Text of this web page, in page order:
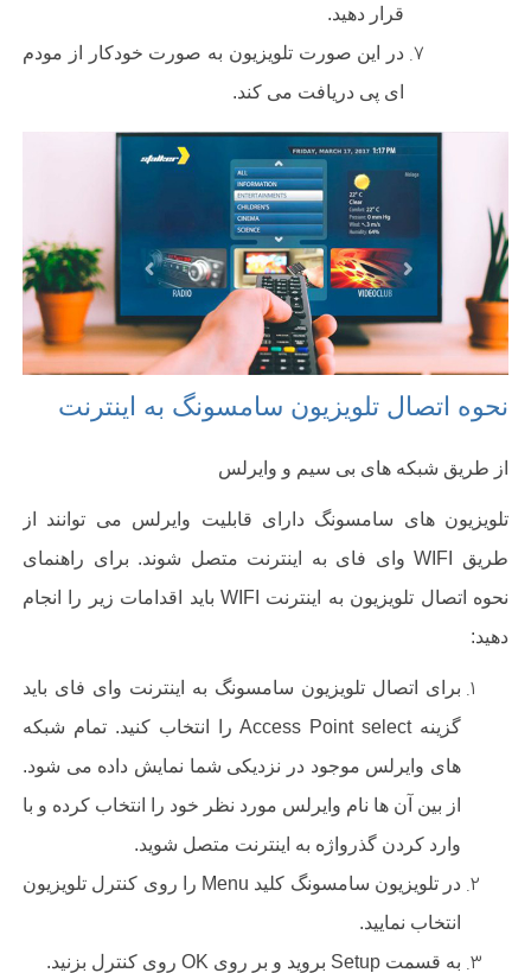
قرار دهید.
در این صورت تلویزیون به صورت خودکار از مودم
ای پی دریافت می کند.
نحوه اتصال تلویزیون سامسونگ به اینترنت
از طریق شبکه های بی سیم و وایرلس
تلویزیون های سامسونگ دارای قابلیت وایرلس می توانند از
طریق WIFI وای فای به اینترنت متصل شوند. برای راهنمای
نحوه اتصال تلویزیون به اینترنت WIFI باید اقدامات زیر را انجام
دهید:
برای اتصال تلویزیون سامسونگ به اینترنت وای فای باید
گزینهAccess Point selectرا انتخاب کنید. تمام شبکه
های وایرلس موجود در نزدیکی شما نمایش داده می شود.
از بین آن ها نام وایرلس مورد نظر خود را انتخاب کرده و با
وارد کردن گذرواژه به اینترنت متصل شوید.
در تلویزیون سامسونگ کلید Menu را روی کنترل تلویزیون
انتخاب نمایید.
به قسمت Setup بروید و بر روی OK روی کنترل بزنید.